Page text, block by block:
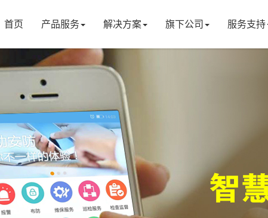
首页 产品服务 解决方案 旗下公司 服务支持